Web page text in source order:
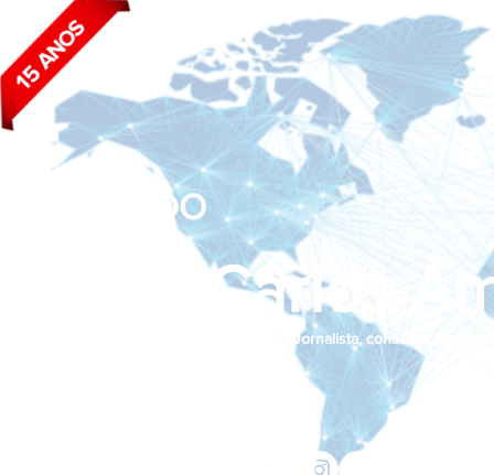
João Carlos
BLOG DO
Jornalista, consultor de